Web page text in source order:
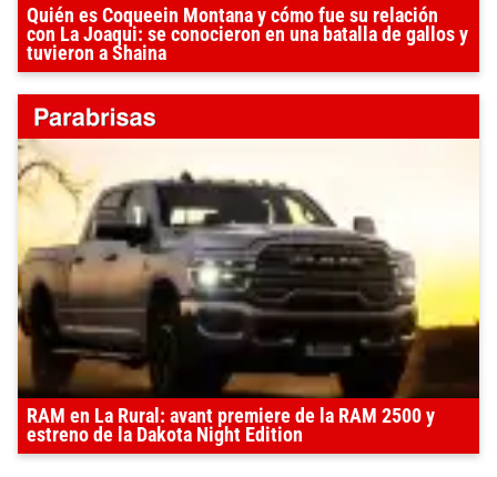
Quién es Coqueein Montana y cómo fue su relación
con La Joaqui: se conocieron en una batalla de gallos y
tuvieron a Shaina
RAM en La Rural: avant premiere de la RAM 2500 y
estreno de la Dakota Night Edition